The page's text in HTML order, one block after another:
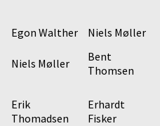
Egon Walther
Niels Møller
Niels Møller
Bent
Thomsen
Erik
Thomadsen
Erhardt
Fisker